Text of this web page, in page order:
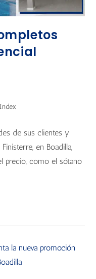
de sus clientes y
en Boadilla,
precio, como el sótano